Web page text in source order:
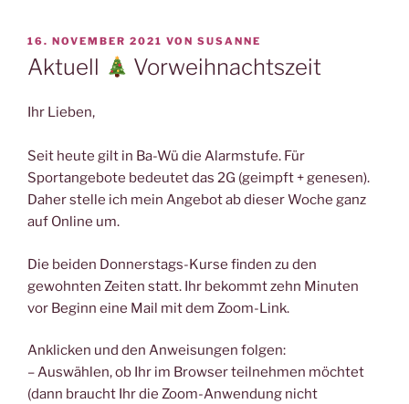
VERÖFFENTLICHT
AM
16. NOVEMBER 2021 VON SUSANNE
Aktuell Vorweihnachtszeit
Ihr Lieben,
Seit heute gilt in Ba-Wü die Alarmstufe. Für
Sportangebote bedeutet das 2G (geimpft + genesen).
Daher stelle ich mein Angebot ab dieser Woche ganz
auf Online um.
Die beiden Donnerstags-Kurse finden zu den
gewohnten Zeiten statt. Ihr bekommt zehn Minuten
vor Beginn eine Mail mit dem Zoom-Link.
Anklicken und den Anweisungen folgen:
– Auswählen, ob Ihr im Browser teilnehmen möchtet
(dann braucht Ihr die Zoom-Anwendung nicht